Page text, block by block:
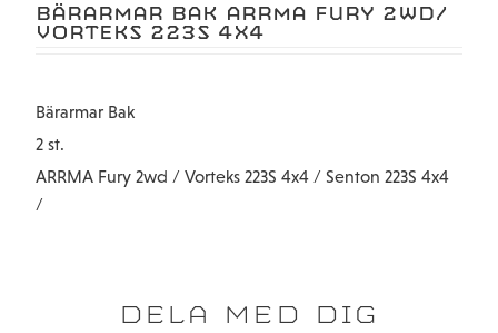
BÄRARMAR BAK ARRMA FURY 2WD/
VORTEKS 223S 4X4
Bärarmar Bak
2 st.
ARRMA Fury 2wd / Vorteks 223S 4x4 / Senton 223S 4x4
/
DELA MED DIG